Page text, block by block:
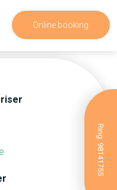
Ring: 98141755
Online booking